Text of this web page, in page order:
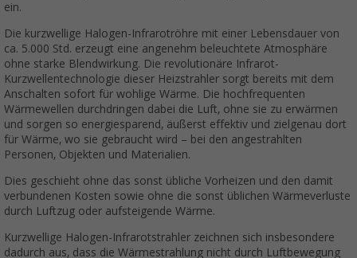
ein.
Die kurzwellige Halogen-Infrarotröhre mit einer Lebensdauer von
ca. 5.000 Std. erzeugt eine angenehm beleuchtete Atmosphäre
ohne starke Blendwirkung. Die revolutionäre Infrarot-
Kurzwellentechnologie dieser Heizstrahler sorgt bereits mit dem
Anschalten sofort für wohlige Wärme. Die hochfrequenten
Wärmewellen durchdringen dabei die Luft, ohne sie zu erwärmen
und sorgen so energiesparend, äußerst effektiv und zielgenau dort
für Wärme, wo sie gebraucht wird – bei den angestrahlten
Personen, Objekten und Materialien.
Dies geschieht ohne das sonst übliche Vorheizen und den damit
verbundenen Kosten sowie ohne die sonst üblichen Wärmeverluste
durch Luftzug oder aufsteigende Wärme.
Kurzwellige Halogen-Infrarotstrahler zeichnen sich insbesondere
dadurch aus, dass die Wärmestrahlung nicht durch Luftbewegung